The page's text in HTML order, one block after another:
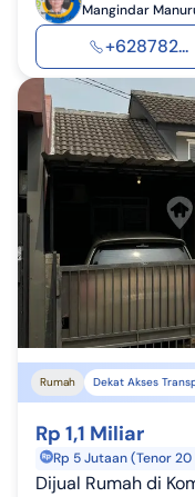
Mangindar
+628782...
Rumah Dekat Akses
Rp 1,1 Miliar
Rp 5 Jutaan (Tenor 20
Dijual Rumah di